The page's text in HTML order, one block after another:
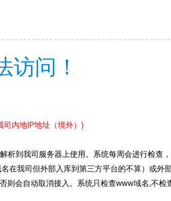
访问！
司内地IP地址（境外）)
析到我司服务器上使用。系统每周会进行检查
在我司但外部入库到第三方平台的不算）或外
则会自动取消接入。系统只检查www域名,不检